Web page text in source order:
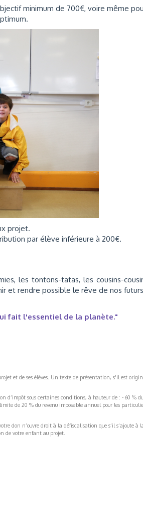
minimum de 700€, voire même
projet.
par élève inférieure à 200€.
les tontons-tatas, les cousins-
et rendre possible le rêve de nos
fait l'essentiel de la planète."
et de ses élèves. Un texte de présentation, s'il est
d’impôt sous certaines conditions, à hauteur de : - 60 %
de 20 % du revenu imposable annuel pour les
don n’ouvre droit à la défiscalisation que s’il s’ajoute à
de votre enfant au projet.